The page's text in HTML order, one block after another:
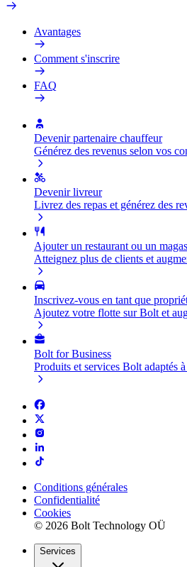
Avantages
Comment s'inscrire
FAQ
Devenir partenaire chauffeur
Générez des revenus selon vos
Devenir livreur
Livrez des repas et générez des
Ajouter un restaurant ou un
Atteignez plus de clients et
Inscrivez-vous en tant que
Ajoutez votre flotte sur Bolt et
Bolt for Business
Produits et services Bolt adaptés
Conditions générales
Confidentialité
Cookies
© 2026 Bolt Technology OÜ
Services